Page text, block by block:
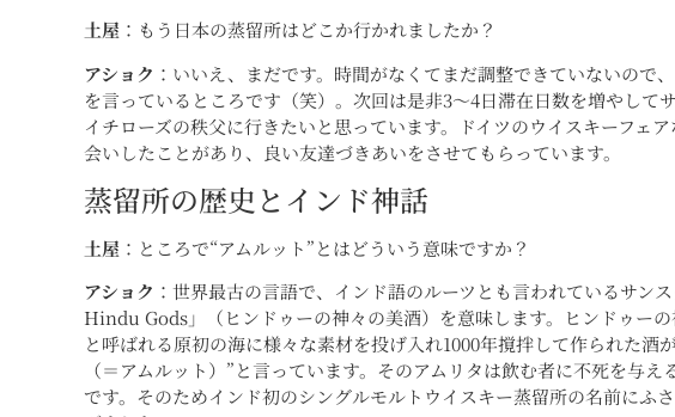
土屋 ：もう日本の蒸留所はどこか行かれましたか？
アショク ：いいえ、まだです。時間がなくてまだ調整できていないので
を言っているところです（笑）。次回は是非3～4日滞在日数を増やして
イチローズの秩父に行きたいと思っています。ドイツのウイスキーフェ
会いしたことがあり、良い友達づきあいをさせてもらっています。
蒸留所の歴史とインド神話
土屋 ：ところで“アムルット”とはどういう意味ですか？
アショク ：世界最古の言語で、インド語のルーツとも言われているサン
Hindu Gods」（ヒンドゥーの神々の美酒）を意味します。ヒンドゥーの
と呼ばれる原初の海に様々な素材を投げ入れ1000年撹拌して作られた酒
（＝アムルット）”と言っています。そのアムリタは飲む者に不死を与
です。そのためインド初のシングルモルトウイスキー蒸留所の名前にふ